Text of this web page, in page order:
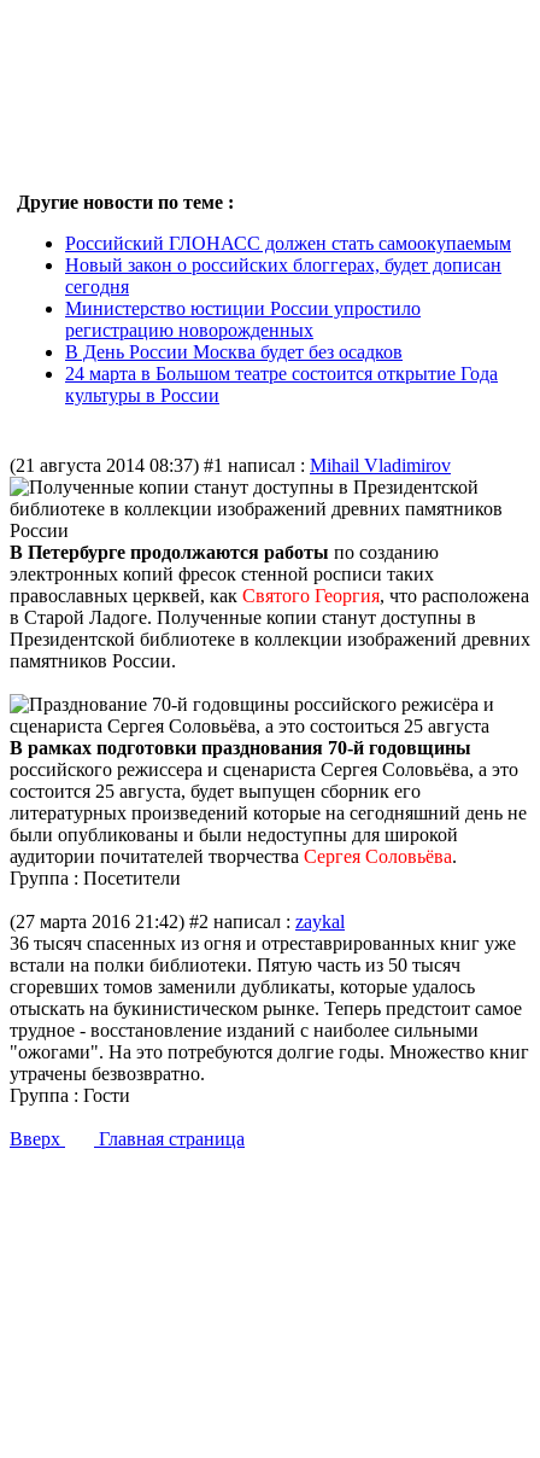
Другие новости по теме :
Российский ГЛОНАСС должен стать самоокупаемым
Новый закон о российских блоггерах, будет дописан
сегодня
Министерство юстиции России упростило
регистрацию новорожденных
В День России Москва будет без осадков
24 марта в Большом театре состоится открытие Года
культуры в России
(21 августа 2014 08:37) #1 написал : Mihail Vladimirov
В Петербурге продолжаются работы по созданию
электронных копий фресок стенной росписи таких
православных церквей, как Святого Георгия, что расположена
в Старой Ладоге. Полученные копии станут доступны в
Президентской библиотеке в коллекции изображений древних
памятников России.
В рамках подготовки празднования 70-й годовщины
российского режиссера и сценариста Сергея Соловьёва, а это
состоится 25 августа, будет выпущен сборник его
литературных произведений которые на сегодняшний день не
были опубликованы и были недоступны для широкой
аудитории почитателей творчества Сергея Соловьёва.
Группа : Посетители
(27 марта 2016 21:42) #2 написал : zaykal
36 тысяч спасенных из огня и отреставрированных книг уже
встали на полки библиотеки. Пятую часть из 50 тысяч
сгоревших томов заменили дубликаты, которые удалось
отыскать на букинистическом рынке. Теперь предстоит самое
трудное - восстановление изданий с наиболее сильными
"ожогами". На это потребуются долгие годы. Множество книг
утрачены безвозвратно.
Группа : Гости
Вверх Главная страница